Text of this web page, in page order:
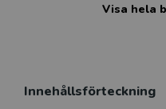
eftersom de samspelar
inlärning, den här boken
Visa hela
Innehållsförteckning